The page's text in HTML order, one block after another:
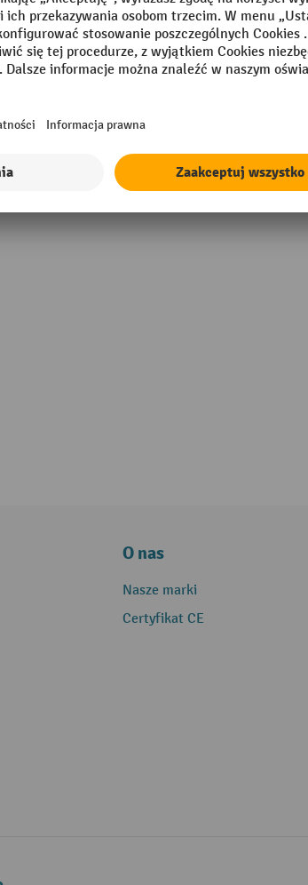
wypoczynkowe do biura
Segment
O nas
Nasze marki
Certyfikat CE